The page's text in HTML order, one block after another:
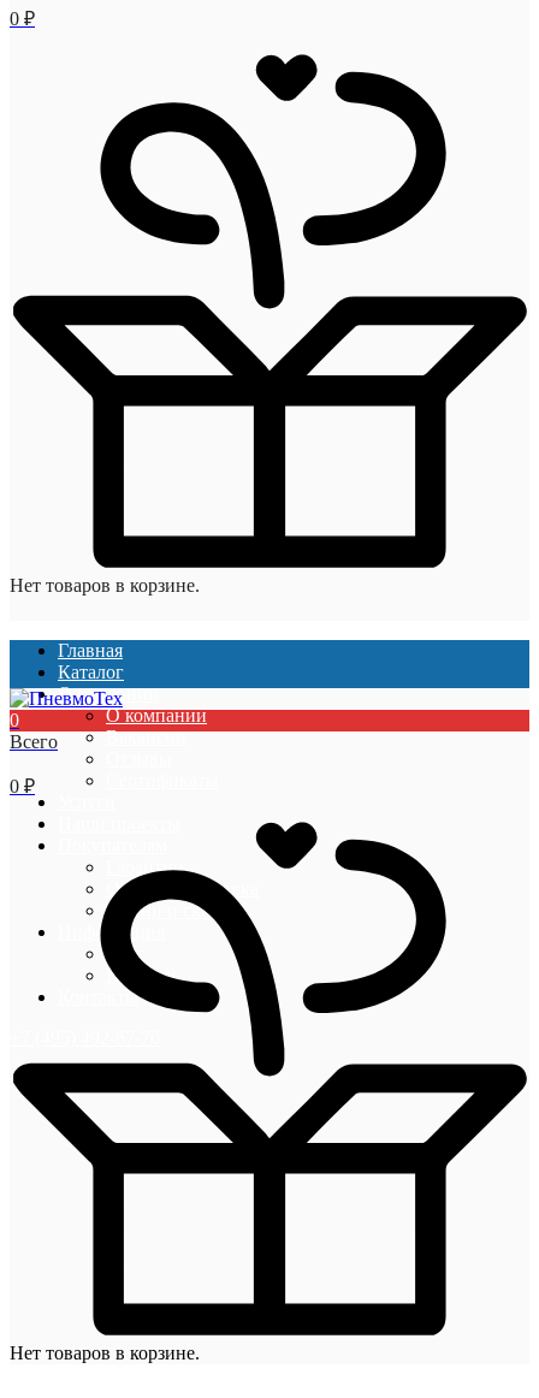
0 ₽
Нет товаров в корзине.
Главная
Каталог
О компании
О компании
Вакансии
Гарантии
Оплата и доставка
Акции и скидки
Информация
Блог
Новости
Контакты
0
Всего
0 ₽
Нет товаров в корзине.